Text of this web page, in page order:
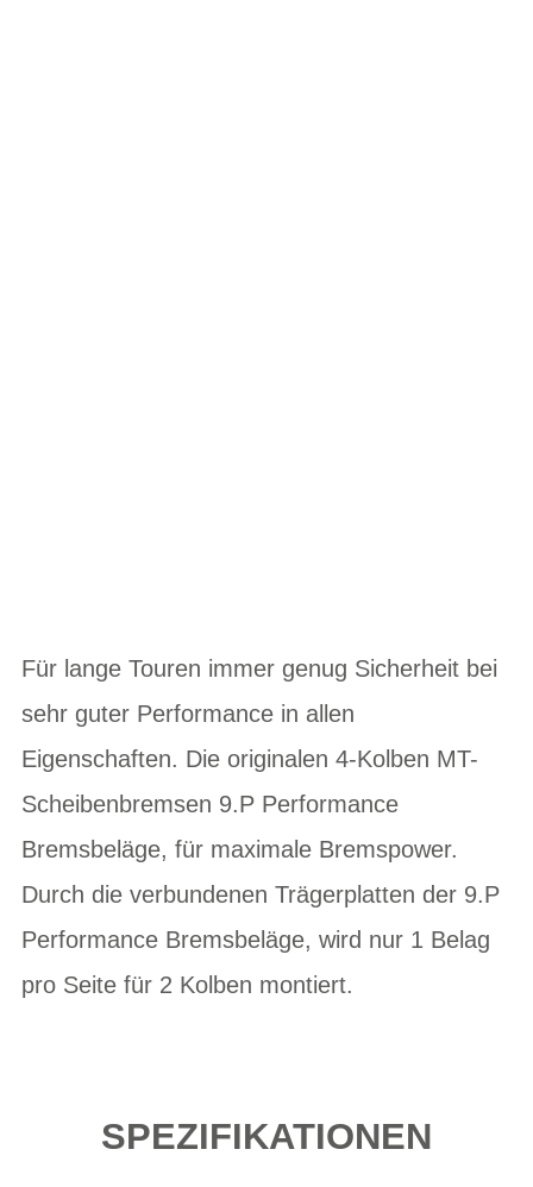
Für lange Touren immer genug Sicherheit bei
sehr guter Performance in allen
Eigenschaften. Die originalen 4-Kolben MT-
Scheibenbremsen 9.P Performance
Bremsbeläge, für maximale Bremspower.
Durch die verbundenen Trägerplatten der 9.P
Performance Bremsbeläge, wird nur 1 Belag
pro Seite für 2 Kolben montiert.
SPEZIFIKATIONEN